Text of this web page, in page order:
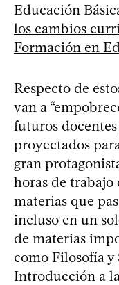
Educación
los cambios
Formación en
Respecto de
van a
futuros
proyectados
gran
horas de trabajo
materias que
incluso en un
de materias
como Filosofía y
Introducción a